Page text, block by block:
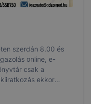
szerdán 8.00 és
online, e-
csak a
ekkor